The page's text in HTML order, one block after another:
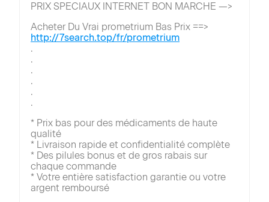
PRIX SPECIAUX INTERNET BON MARCHE —>
Acheter Du Vrai prometrium Bas Prix ==>
http://7search.top/fr/prometrium
.
.
.
.
.
.
* Prix bas pour des médicaments de haute
qualité
* Livraison rapide et confidentialité complète
* Des pilules bonus et de gros rabais sur
chaque commande
* Votre entière satisfaction garantie ou votre
argent remboursé